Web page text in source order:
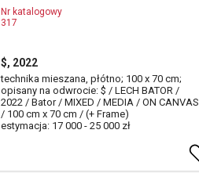
Nr katalogowy
317
$, 2022
technika mieszana, płótno; 100 x 70 cm;
opisany na odwrocie: $ / LECH BATOR /
2022 / Bator / MIXED / MEDIA / ON CANVAS
/ 100 cm x 70 cm / (+ Frame)
estymacja: 17 000 - 25 000 zł